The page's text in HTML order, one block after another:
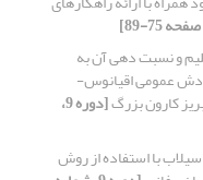
و نسبت دهی آن به
عمومی اقیانوس-
کارون بزرگ [دوره 9،
با استفاده از روش